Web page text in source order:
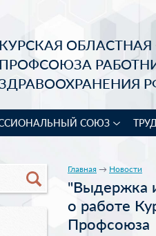
КУРСКАЯ
ПРОФСОЮЗА
СОЮЗ
Главная → Новости
"Выдержка
о работе
Профсоюза